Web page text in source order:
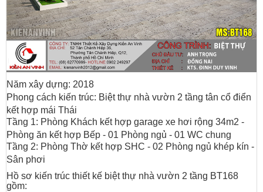
Năm xây dựng: 2018
Phong cách kiến trúc: Biệt thự nhà vườn 2 tầng tân cổ điển
kết hợp mái Thái
Tầng 1: Phòng Khách kết hợp garage xe hơi rộng 34m2 -
Phòng ăn kết hợp Bếp - 01 Phòng ngủ - 01 WC chung
Tầng 2: Phòng Thờ kết hợp SHC - 02 Phòng ngủ khép kín -
Sân phơi
Hồ sơ kiến trúc thiết kế biệt thự nhà vườn 2 tầng BT168
gồm: